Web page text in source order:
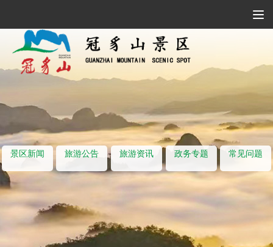
景区新闻 旅游公告 旅游资讯 政务专题 常见问题